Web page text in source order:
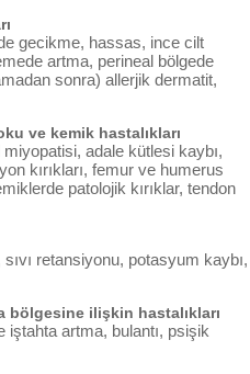
gecikme, hassas, ince cilt
artma, perineal bölgede
sonra) allerjik dermatit,
ve kemik hastalıkları
adale kütlesi kaybı,
kırıkları, femur ve humerus
patolojik kırıklar, tendon
retansiyonu, potasyum kaybı,
ilişkin hastalıkları
artma, bulantı, psişik